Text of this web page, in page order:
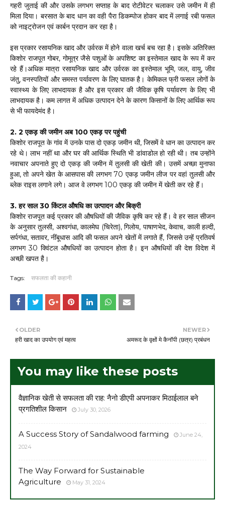
गहरी जुताई की और उसके लगभग सप्ताह के बाद रोटीवेटर चलाकर उसे जमीन में ही
मिला दिया। बरसात के बाद धान का वही पैरा डिकम्पोज होकर बाद में लगाई रबी फसल
को नाइट्रोजन एवं कार्बन प्रदान कर रहा है।
इस प्रकार रसायनिक खाद और उर्वरक में होने वाला खर्च बच रहा है। इसके अतिरिक्त
किशोर राजपूत गोबर, गोमूत्र जैसे पशुओं के अपशिष्ट का इस्तेमाल खाद के रूप में कर
रहे हैं।अधिक मात्रा रसायनिक खाद और उर्वरक का इस्तेमाल भूमि, जल, वायु, जीव
जंतु, वनस्पतियों और समस्त पर्यावरण के लिए घातक है। केमिकल फ्री फसल लोगों के
स्वास्थ्य के लिए लाभदायक है और इस प्रकार की जैविक कृषि पर्यावरण के लिए भी
लाभदायक है। कम लागत में अधिक उत्पादन देने के कारण किसानों के लिए आर्थिक रूप
से भी फायदेमंद है।
2. 2 एकड़ की जमीन अब 100 एकड़ पर पहुंची
किशोर राजपूत के गांव में उनके पास दो एकड़ जमीन थी, जिसमें वे धान का उत्पादन कर
रहे थे। लाभ नहीं था और घर की आर्थिक स्थिति भी डांवाडोल हो रही थी। तब उन्होंने
नवाचार अपनाते हुए दो एकड़ की जमीन में तुलसी की खेती की। उसमें अच्छा मुनाफा
हुआ, तो अपने खेत के आसपास की लगभग 70 एकड़ जमीन लीज पर वहां तुलसी और
ब्लेक राइस लगाने लगे। आज वे लगभग 100 एकड़ की जमीन में खेती कर रहे हैं।
3. हर साल 30 किंटल औषधि का उत्पादन और बिक्री
किशोर राजपूत कई प्रकार की औषधियों की जैविक कृषि कर रहे हैं। वे हर साल सीजन
के अनुसार तुलसी, अश्वगंधा, कालमेघ (चिरेता), गिलोय, पाषाणभेद, केवाच, काली हल्दी,
सर्पगंधा, सतावर, नींबूधास आदि की फसल अपने खेतों में लगाते हैं, जिससे उन्हें प्रतिवर्ष
लगभग 30 क्विंटल औषधियों का उत्पादन होता है। इन औषधियों की देश विदेश में
अच्छी खपत है।
Tags: सफलता की कहानी
NEWER
अमरूद के वृक्षों मे कैनॉपी (छत्र) प्रबंधन
OLDER
हरी खाद का उपयोग एवं महत्व
You may like these posts
वैज्ञानिक खेती से सफलता की राह: नैनो डीएपी अपनाकर मिठाईलाल बने
प्रगतिशील किसान
July 30, 2026
A Success Story of Sandalwood farming
June 24,
2024
The Way Forward for Sustainable
Agriculture
May 31, 2024